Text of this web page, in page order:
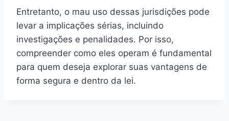
Entretanto, o mau uso dessas jurisdições pode
levar a implicações sérias, incluindo
investigações e penalidades. Por isso,
compreender como eles operam é fundamental
para quem deseja explorar suas vantagens de
forma segura e dentro da lei.